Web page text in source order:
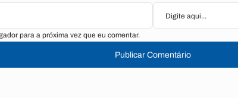
para a próxima vez que eu comentar.
Publicar Comentário